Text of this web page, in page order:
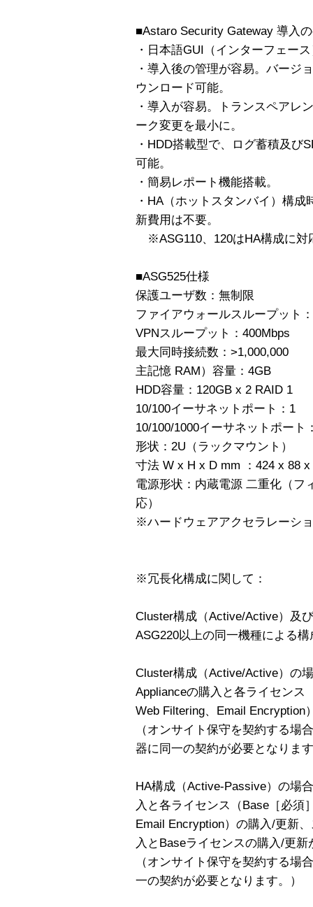
■Astaro Security Gateway 導入
・日本語GUI（インターフェー
・導入後の管理が容易。バージ
ウンロード可能。
・導入が容易。トランスペアレ
ーク変更を最小に。
・HDD搭載型で、ログ蓄積及び
可能。
・簡易レポート機能搭載。
・HA（ホットスタンバイ）構
新費用は不要。
※ASG110、120はHA構成に対
■ASG525仕様
保護ユーザ数：無制限
ファイアウォールスループット
VPNスループット：400Mbps
最大同時接続数：>1,000,000
主記憶 RAM）容量：4GB
HDD容量：120GB x 2 RAID 1
10/100イーサネットポート：1
10/100/1000イーサネットポート
形状：2U（ラックマウント）
寸法 W x H x D mm ：424 x 88 x
電源形状：内蔵電源 二重化（フ
応）
※ハードウェアアクセラレーシ
※冗長化構成に関して：
Cluster構成（Active/Active）及
ASG220以上の同一機種による
Cluster構成（Active/Active）の
Applianceの購入と各ライセンス
Web Filtering、Email Encryption
（オンサイト保守を契約する場
器に同一の契約が必要となりま
HA構成（Active-Passive）の場
入と各ライセンス（Base［必須
Email Encryption）の購入/更新
入とBaseライセンスの購入/更
（オンサイト保守を契約する場
一の契約が必要となります。）